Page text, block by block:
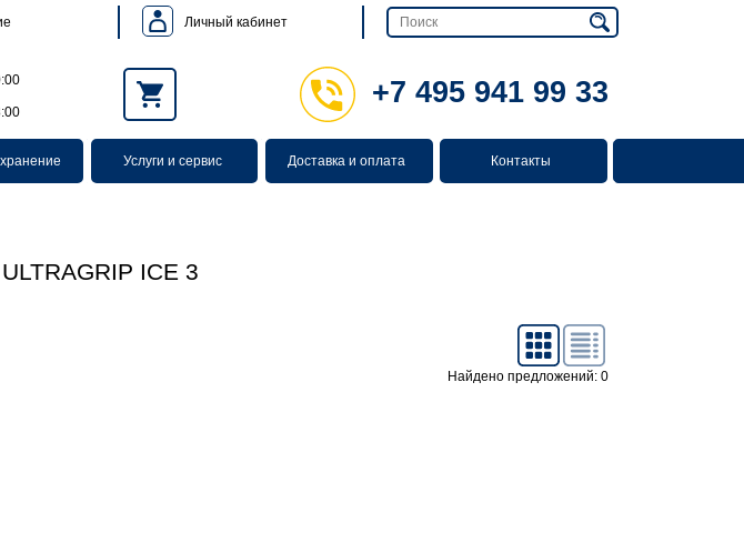
Личный кабинет
+7 495 941 99 33
Услуги и сервис Доставка и оплата Контакты
ICE 3
Найдено предложений: 0